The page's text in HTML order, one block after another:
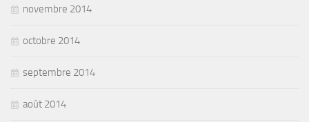
novembre 2014
octobre 2014
septembre 2014
août 2014